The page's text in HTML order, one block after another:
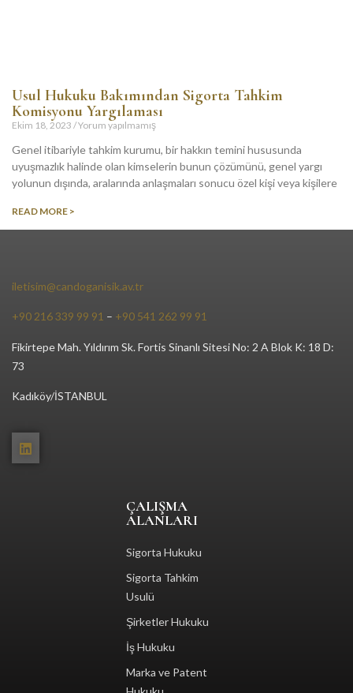
Usul Hukuku Bakımından Sigorta Tahkim
Komisyonu Yargılaması
Ekim 18, 2023 Yorum yapılmamış
Genel itibariyle tahkim kurumu, bir hakkın temini hususunda
uyuşmazlık halinde olan kimselerin bunun çözümünü, genel yargı
yolunun dışında, aralarında anlaşmaları sonucu özel kişi veya kişilere
READ MORE >
iletisim@candoganisik.av.tr
+90 216 339 99 91 – +90 541 262 99 91
Fikirtepe Mah. Yıldırım Sk. Fortis Sinanlı Sitesi No: 2 A Blok K: 18 D:
73
Kadıköy/İSTANBUL
ÇALIŞMA
ALANLARI
Sigorta Hukuku
Sigorta Tahkim
Usulü
Şirketler Hukuku
İş Hukuku
Marka ve Patent